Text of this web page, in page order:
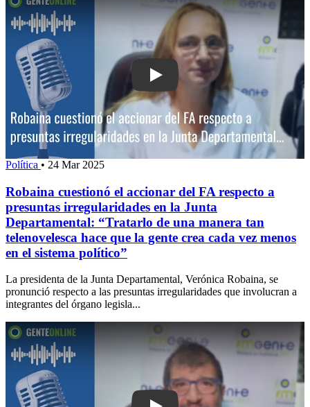
Play: Robaina cuestionó el accionar
Política • 24 Mar 2025
Robaina cuestionó el accionar del FA respecto a
presuntas irregularidades en la Junta
Departamental: “Tratarlo de una manera tan
telenovelesca hace que la gente crea cada vez menos
en el sistema político”
La presidenta de la Junta Departamental, Verónica Robaina, se
pronunció respecto a las presuntas irregularidades que involucran a
integrantes del órgano legisla...